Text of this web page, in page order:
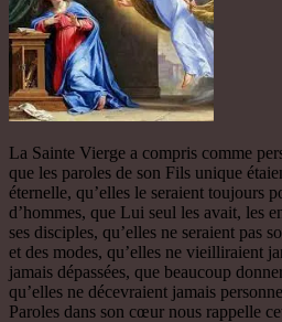
La Sainte Vierge a compris comme
que les paroles de son Fils unique
éternelle, qu’elles le seraient toujours
d’hommes, que Lui seul les avait, les
ses disciples, qu’elles ne seraient pas
et des modes, qu’elles ne vieilliraient
jamais dépassées, que beaucoup
qu’elles ne décevraient jamais
Paroles dans son cœur nous rappelle